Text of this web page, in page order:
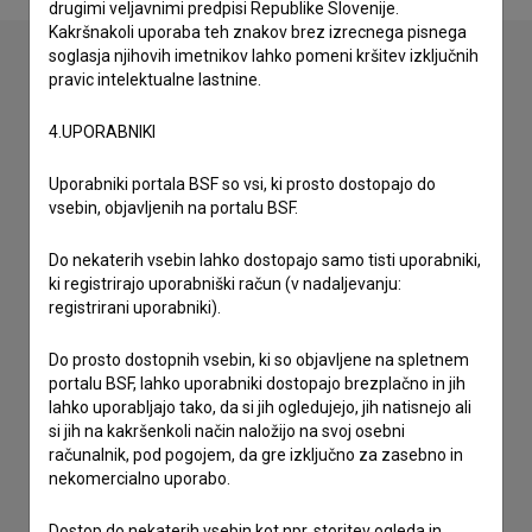
odzivov.
imam vprašanje
prijavljam napako
želim dodati podatke
drugo
drugimi veljavnimi predpisi Republike Slovenije.
Kakršnakoli uporaba teh znakov brez izrecnega pisnega
soglasja njihovih imetnikov lahko pomeni kršitev izključnih
pravic intelektualne lastnine.
4.UPORABNIKI
Uporabniki portala BSF so vsi, ki prosto dostopajo do
vsebin, objavljenih na portalu BSF.
Do nekaterih vsebin lahko dostopajo samo tisti uporabniki,
ki registrirajo uporabniški račun (v nadaljevanju:
registrirani uporabniki).
Do prosto dostopnih vsebin, ki so objavljene na spletnem
portalu BSF, lahko uporabniki dostopajo brezplačno in jih
lahko uporabljajo tako, da si jih ogledujejo, jih natisnejo ali
si jih na kakršenkoli način naložijo na svoj osebni
računalnik, pod pogojem, da gre izključno za zasebno in
nekomercialno uporabo.